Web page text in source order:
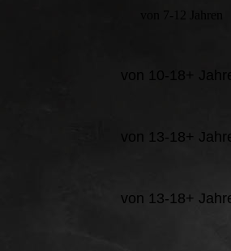
von 7-12 Jahren
von 10-18+
von 13-18+
von 13-18+